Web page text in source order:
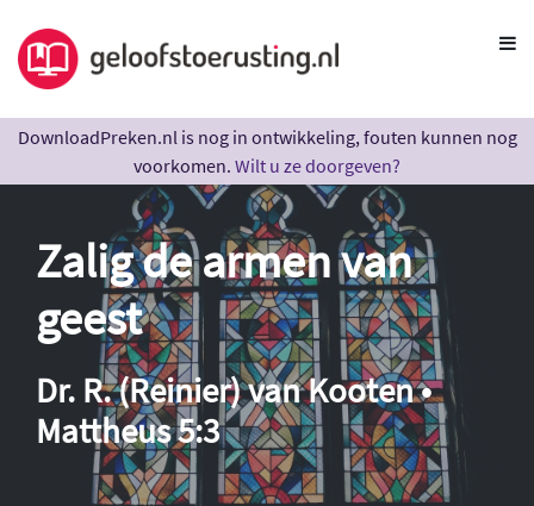
DownloadPreken.nl is nog in ontwikkeling, fouten kunnen nog
voorkomen. Wilt u ze doorgeven?
Zalig de armen van
geest
Dr. R. (Reinier) van Kooten •
Mattheus 5:3